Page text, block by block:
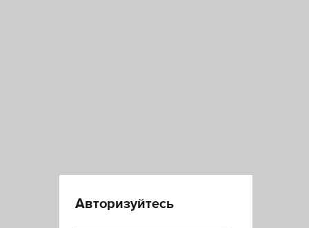
Авторизуйтесь